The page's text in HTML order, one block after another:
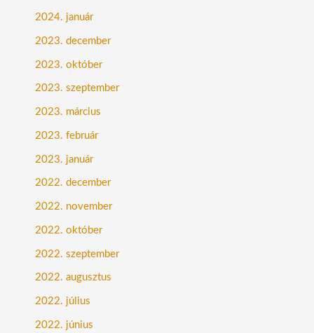
2024. január
2023. december
2023. október
2023. szeptember
2023. március
2023. február
2023. január
2022. december
2022. november
2022. október
2022. szeptember
2022. augusztus
2022. július
2022. június